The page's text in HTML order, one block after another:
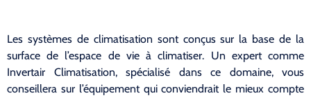
Les systèmes de climatisation sont conçus sur la base de la
surface de l’espace de vie à climatiser. Un expert comme
Invertair Climatisation, spécialisé dans ce domaine, vous
conseillera sur l’équipement qui conviendrait le mieux compte